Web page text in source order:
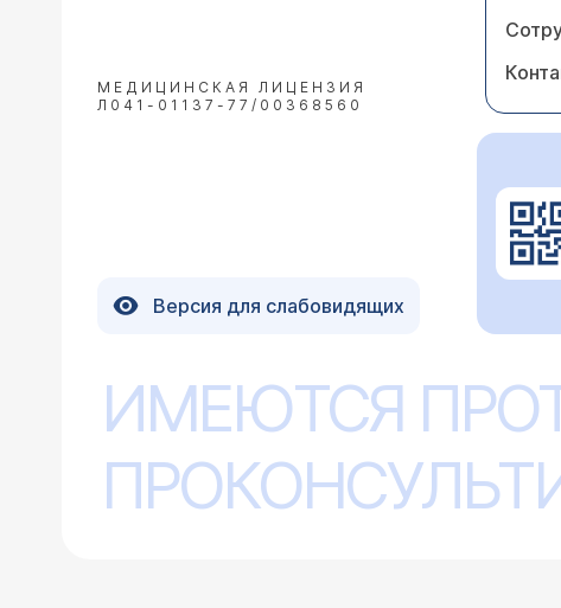
МЕДИЦИНСКАЯ ЛИЦЕНЗИЯ
Л041-01137-77/00368560
Версия для слабовидящих
ИМЕЮТСЯ